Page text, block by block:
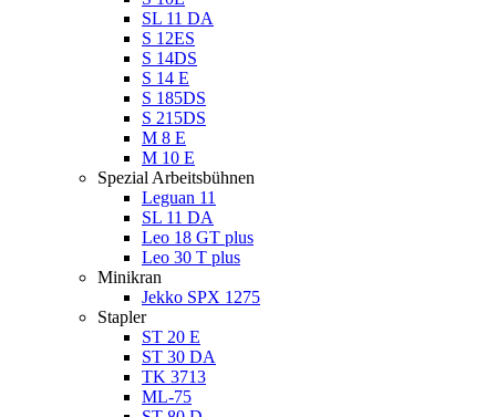
SL 11 DA
S 12ES
S 14DS
S 14 E
S 185DS
S 215DS
M 8 E
M 10 E
Spezial Arbeitsbühnen
Leguan 11
SL 11 DA
Leo 18 GT plus
Leo 30 T plus
Minikran
Jekko SPX 1275
Stapler
ST 20 E
ST 30 DA
TK 3713
ML-75